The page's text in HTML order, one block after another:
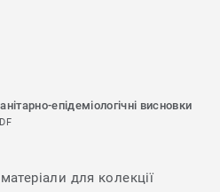
епідеміологічні висновки
для колекції